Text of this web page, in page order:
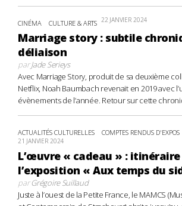
CINÉMA CULTURE & ARTS 22 JANVIER 2024
Marriage story : subtile
déliaison
parJade Serieys
Avec Marriage Story, produit de sa deuxième
Netflix, Noah Baumbach revenait en 2019 avec
évènements de l’année. Retour sur cette
ACTUALITÉS CULTURELLES COMPTES RENDUS D'EXPOS
21 JANVIER 2024
L’œuvre « cadeau » :
l’exposition « Aux temps du
parGrégoire Suillaud
Juste à l’ouest de la Petite France, le MAMCS